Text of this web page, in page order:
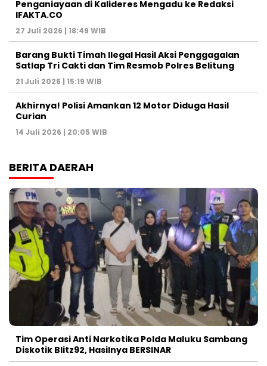
Penganiayaan di Kalideres Mengadu ke Redaksi
IFAKTA.CO
27 Juli 2026 | 18:49 WIB
Barang Bukti Timah Ilegal Hasil Aksi Penggagalan
Satlap Tri Cakti dan Tim Resmob Polres Belitung
21 Juli 2026 | 15:19 WIB
Akhirnya! Polisi Amankan 12 Motor Diduga Hasil
Curian
14 Juli 2026 | 20:05 WIB
BERITA DAERAH
Tim Operasi Anti Narkotika Polda Maluku Sambang
Diskotik Blitz92, Hasilnya BERSINAR